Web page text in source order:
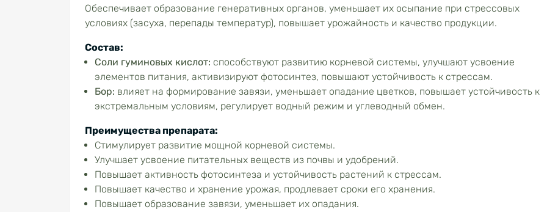
Обеспечивает образование генеративных органов, уменьшает их осыпание при стрессовых
условиях (засуха, перепады температур), повышает урожайность и качество продукции.
Состав:
Соли гуминовых кислот: способствуют развитию корневой системы, улучшают усвоение
элементов питания, активизируют фотосинтез, повышают устойчивость к стрессам.
Бор: влияет на формирование завязи, уменьшает опадание цветков, повышает устойчивость к
экстремальным условиям, регулирует водный режим и углеводный обмен.
Преимущества препарата:
Стимулирует развитие мощной корневой системы.
Улучшает усвоение питательных веществ из почвы и удобрений.
Повышает активность фотосинтеза и устойчивость растений к стрессам.
Повышает качество и хранение урожая, продлевает сроки его хранения.
Повышает образование завязи, уменьшает их опадания.